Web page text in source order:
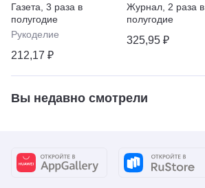
Газета 3 раза в
полугодие
Рукоделие
212,17 ₽
Журнал 2 раза в
полугодие
325,95 ₽
Вы недавно смотрели